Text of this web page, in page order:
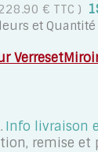
€ TTC )
et Quantité
. Info livraison
remise et